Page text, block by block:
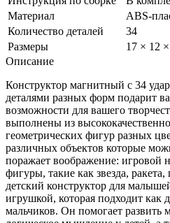
Материал
ABS-
Количество деталей
34
Размеры
17 × 12
Описание
Конструктор магнитный с 34
деталями разных форм подарит
возможности для вашего
выполнены из
геометрических фигур разных
различных объектов которые
поражает воображение: игровой
фигуры, такие как звезда,
детский конструктор для
игрушкой, которая подходит как
мальчиков. Он помогает развить